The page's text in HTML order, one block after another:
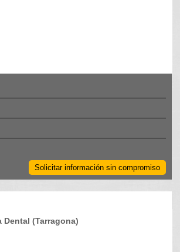
Solicitar información sin compromiso
(Tarragona)